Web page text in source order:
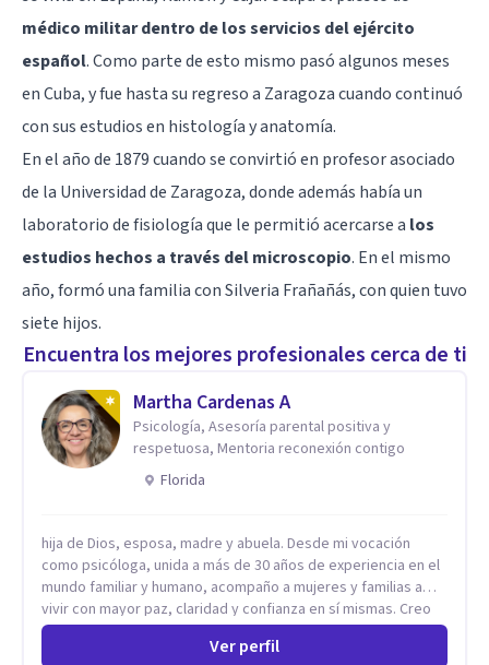
médico militar dentro de los servicios del ejército
español. Como parte de esto mismo pasó algunos meses
en Cuba, y fue hasta su regreso a Zaragoza cuando continuó
con sus estudios en histología y anatomía.
En el año de 1879 cuando se convirtió en profesor asociado
de la Universidad de Zaragoza, donde además había un
laboratorio de fisiología que le permitió acercarse a los
estudios hechos a través del microscopio. En el mismo
año, formó una familia con Silveria Frañañás, con quien tuvo
siete hijos.
Encuentra los mejores profesionales cerca de ti
Martha Cardenas A
Psicología, Asesoría parental positiva y
respetuosa, Mentoria reconexión contigo
Florida
hija de Dios, esposa, madre y abuela. Desde mi vocación
como psicóloga, unida a más de 30 años de experiencia en el
mundo familiar y humano, acompaño a mujeres y familias a
vivir con mayor paz, claridad y confianza en sí mismas. Creo
profundamente que la vida está hecha de etapas, y que cada
ciclo —personal, emocional, espiritual y familiar— trae
Ver perfil